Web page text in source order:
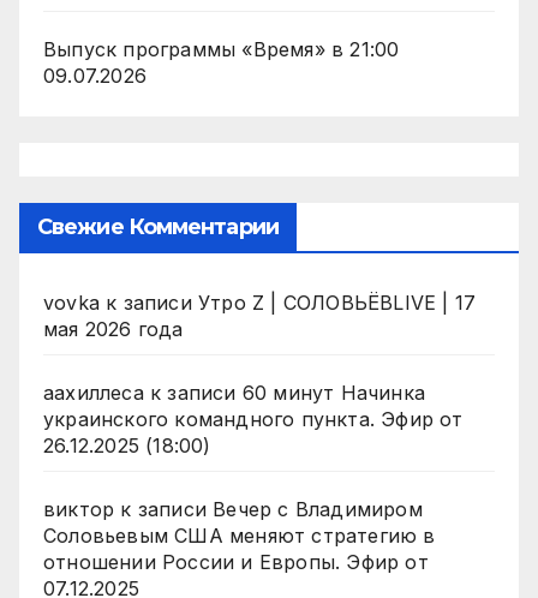
Выпуск программы «Время» в 21:00
09.07.2026
Свежие Комментарии
vovka к записи Утро Z | СОЛОВЬЁВLIVE | 17
мая 2026 года
аахиллесак записи 60 минут Начинка
украинского командного пункта. Эфир от
26.12.2025 (18:00)
виктор к записи Вечер с Владимиром
Соловьевым США меняют стратегию в
отношении России и Европы. Эфир от
07.12.2025